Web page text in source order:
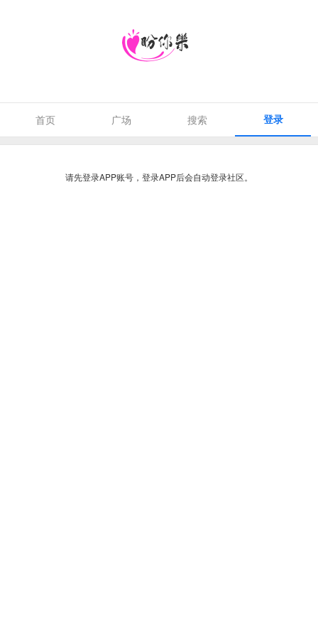
首页 广场 搜索 登录
请先登录APP账号，登录APP后会自动登录社区。